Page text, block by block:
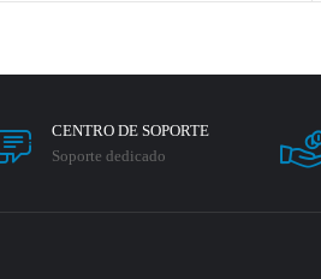
CENTRO DE SOPORTE
Soporte dedicado